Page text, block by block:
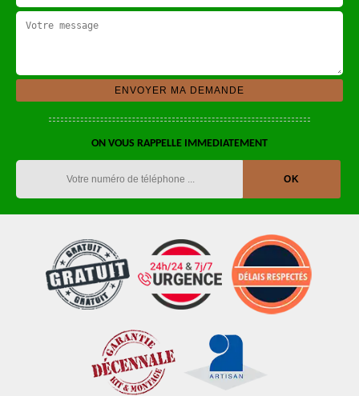
ON VOUS RAPPELLE IMMEDIATEMENT